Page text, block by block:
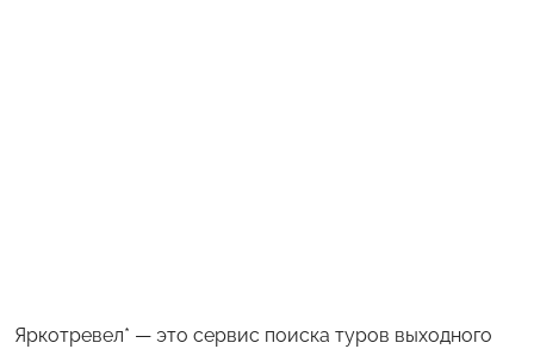
Яркотревел* — это сервис поиска туров выходного